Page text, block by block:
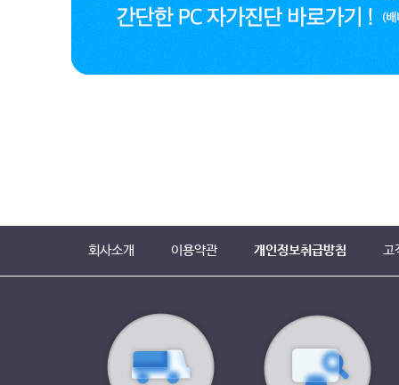
회사소개 이용약관 개인정보취급방침 고